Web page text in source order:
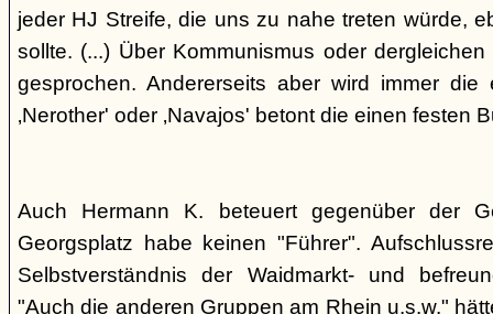
jeder HJ Streife, die uns zu nahe treten würde,
sollte. (...) Über Kommunismus oder
gesprochen. Andererseits aber wird immer die
‚Nerother' oder ‚Navajos' betont die einen festen
Auch Hermann K. beteuert gegenüber der
Georgsplatz habe keinen "Führer".
Selbstverständnis der Waidmarkt- und
"Auch die anderen Gruppen am Rhein u.s.w."